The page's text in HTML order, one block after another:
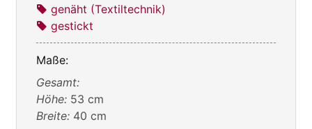
genäht (Textiltechnik)
gestickt
Maße:
Gesamt:
Höhe: 53 cm
Breite: 40 cm